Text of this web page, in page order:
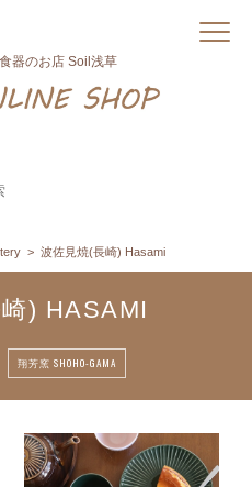
器のお店 Soil浅草
波佐見焼(長崎) Hasami
) HASAMI
翔芳窯 SHOHO-GAMA